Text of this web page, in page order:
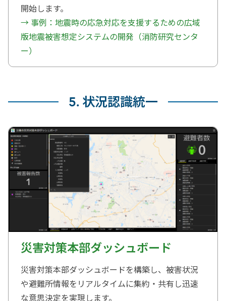
開始します。
→ 事例：地震時の応急対応を支援するための広域
版地震被害想定システムの開発（消防研究センタ
ー）
5. 状況認識統一
災害対策本部ダッシュボード
災害対策本部ダッシュボードを構築し、被害状況
や避難所情報をリアルタイムに集約・共有し迅速
な意思決定を実現します。